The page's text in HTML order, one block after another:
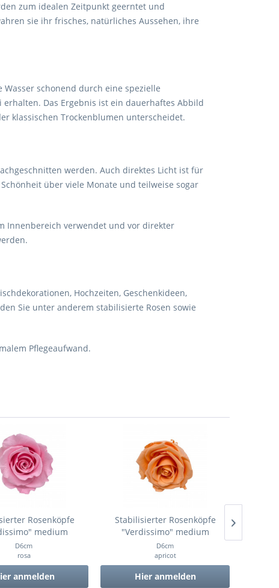
zum idealen Zeitpunkt geerntet und
sie ihr frisches, natürliches Aussehen, ihre
schonend durch eine spezielle
Das Ergebnis ist ein dauerhaftes Abbild
klassischen Trockenblumen unterscheidet.
werden. Auch direktes Licht ist für
über viele Monate und teilweise sogar
Innenbereich verwendet und vor direkter
Hochzeiten, Geschenkideen,
Sie unter anderem stabilisierte Rosen sowie
Pflegeaufwand.
Rosenköpfe
medium
D6cm
rosa
anmelden
Stabilisierter Rosenköpfe
"Verdissimo" medium
D6cm
apricot
Hier anmelden